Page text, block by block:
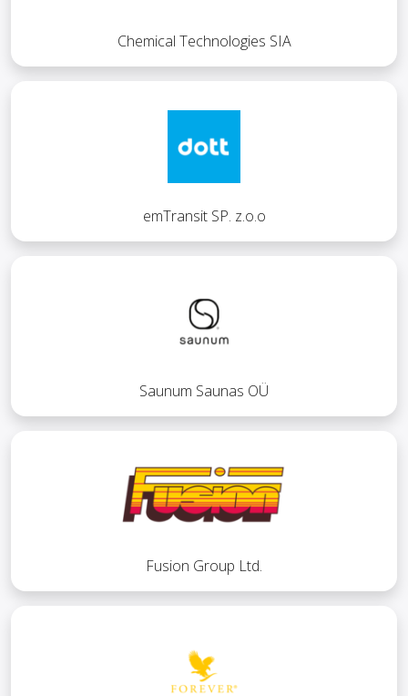
Chemical Technologies SIA
emTransit SP. z.o.o
Saunum Saunas OÜ
Fusion Group Ltd.